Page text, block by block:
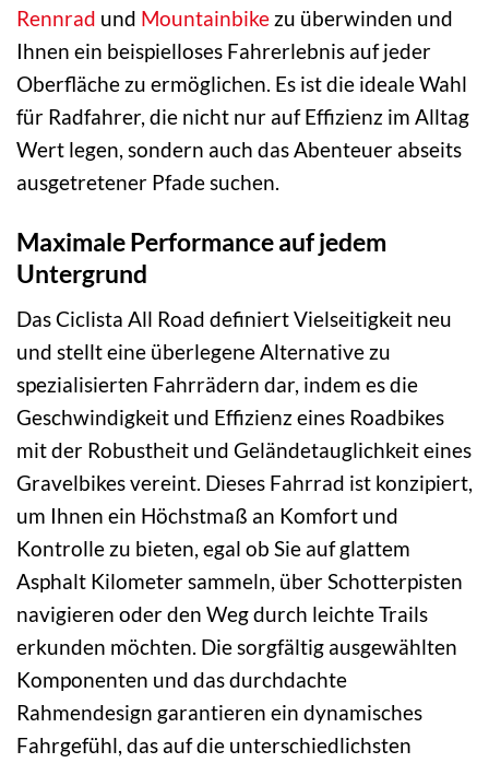
Rennrad und Mountainbike zu überwinden und
Ihnen ein beispielloses Fahrerlebnis auf jeder
Oberfläche zu ermöglichen. Es ist die ideale Wahl
für Radfahrer, die nicht nur auf Effizienz im Alltag
Wert legen, sondern auch das Abenteuer abseits
ausgetretener Pfade suchen.
Maximale Performance auf jedem
Untergrund
Das Ciclista All Road definiert Vielseitigkeit neu
und stellt eine überlegene Alternative zu
spezialisierten Fahrrädern dar, indem es die
Geschwindigkeit und Effizienz eines Roadbikes
mit der Robustheit und Geländetauglichkeit eines
Gravelbikes vereint. Dieses Fahrrad ist konzipiert,
um Ihnen ein Höchstmaß an Komfort und
Kontrolle zu bieten, egal ob Sie auf glattem
Asphalt Kilometer sammeln, über Schotterpisten
navigieren oder den Weg durch leichte Trails
erkunden möchten. Die sorgfältig ausgewählten
Komponenten und das durchdachte
Rahmendesign garantieren ein dynamisches
Fahrgefühl, das auf die unterschiedlichsten